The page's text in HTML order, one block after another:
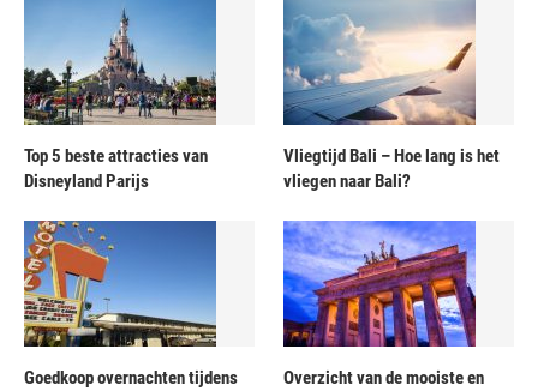
Top 5 beste attracties van
Disneyland Parijs
Vliegtijd Bali – Hoe lang is het
vliegen naar Bali?
Goedkoop overnachten tijdens
Overzicht van de mooiste en